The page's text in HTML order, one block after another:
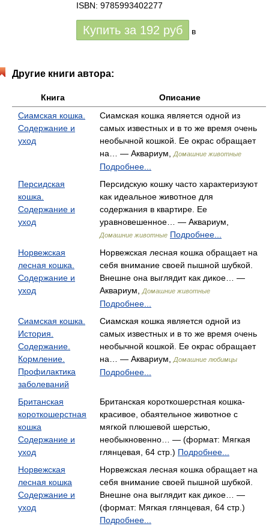
ISBN: 9785993402277
Купить за 192 руб в
Другие книги автора:
Книга
Описание
Сиамская кошка.
Содержание и
уход
Сиамская кошка является одной из
самых известных и в то же время очень
необычной кошкой. Ее окрас обращает
на… — Аквариум,
Домашние животные
Подробнее...
Персидская
кошка.
Содержание и
уход
Персидскую кошку часто характеризуют
как идеальное животное для
содержания в квартире. Ее
уравновешенное… — Аквариум,
Домашние животные Подробнее...
Норвежская
лесная кошка.
Содержание и
уход
Норвежская лесная кошка обращает на
себя внимание своей пышной шубкой.
Внешне она выглядит как дикое… —
Аквариум,
Домашние животные
Подробнее...
Сиамская кошка.
История.
Содержание.
Кормление.
Профилактика
заболеваний
Сиамская кошка является одной из
самых известных и в то же время очень
необычной кошкой. Ее окрас обращает
на… — Аквариум,
Домашние любимцы
Подробнее...
Британская
короткошерстная
кошка
Содержание и
уход
Британская короткошерстная кошка-
красивое, обаятельное животное с
мягкой плюшевой шерстью,
необыкновенно… — (формат: Мягкая
глянцевая, 64 стр.) Подробнее...
Норвежская
лесная кошка
Содержание и
уход
Норвежская лесная кошка обращает на
себя внимание своей пышной шубкой.
Внешне она выглядит как дикое… —
(формат: Мягкая глянцевая, 64 стр.)
Подробнее...